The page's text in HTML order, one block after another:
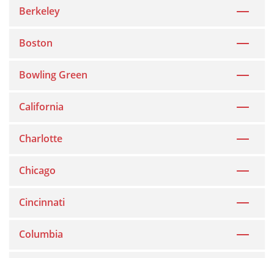
Berkeley
Boston
Bowling Green
California
Charlotte
Chicago
Cincinnati
Columbia